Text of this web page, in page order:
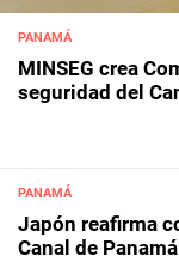
PANAMÁ
MINSEG crea
seguridad del
PANAMÁ
Japón reafirma
Canal de